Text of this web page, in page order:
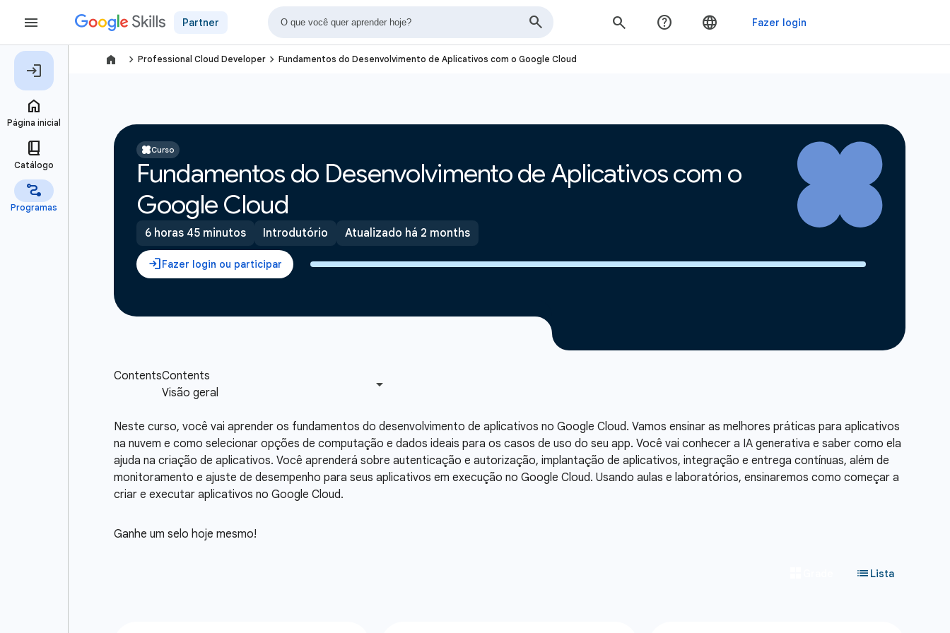
Partner
navigate_next Professional Cloud Developer navigate_next Fundamentos do Desenvolvimento de Aplicativos com o Google Cloud
Curso
Fundamentos do Desenvolvimento de Aplicativos com o
Google Cloud
6 horas 45 minutos Introdutório Atualizado há 2 months
Neste curso, você vai aprender os fundamentos do desenvolvimento de aplicativos no Google Cloud. Vamos ensinar as melhores práticas para aplicativos
na nuvem e como selecionar opções de computação e dados ideais para os casos de uso do seu app. Você vai conhecer a IA generativa e saber como ela
ajuda na criação de aplicativos. Você aprenderá sobre autenticação e autorização, implantação de aplicativos, integração e entrega contínuas, além de
monitoramento e ajuste de desempenho para seus aplicativos em execução no Google Cloud. Usando aulas e laboratórios, ensinaremos como começar a
criar e executar aplicativos no Google Cloud.
Ganhe um selo hoje mesmo!